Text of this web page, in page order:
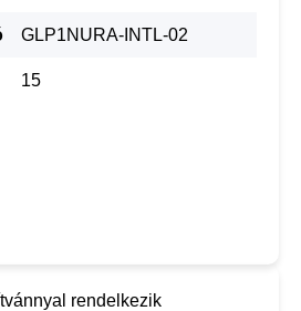
GLP1NURA-INTL-02
15
rendelkezik